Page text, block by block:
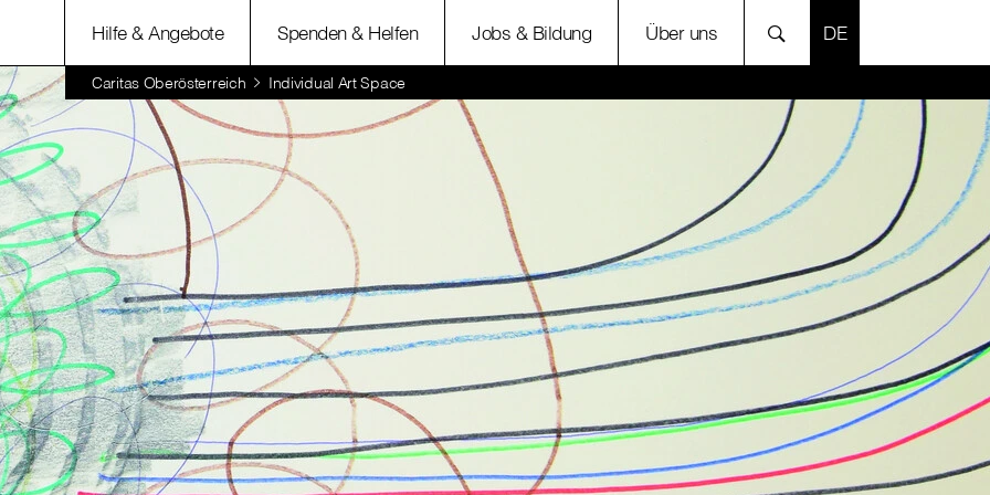
Hilfe & Angebote Spenden & Helfen Jobs & Bildung Über uns SPRACHE
Caritas Oberösterreich Individual Art Space